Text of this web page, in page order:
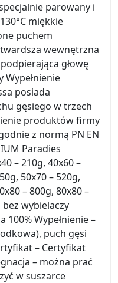
parowany i
miękkie
puchem
wewnętrzna
głowę
Wypełnienie
posiada
gęsiego w trzech
produktów firmy
z normą PN EN
Paradies
– 210g, 40x60 –
50x70 – 520g,
– 800g, 80x80 –
bez wybielaczy
100% Wypełnienie –
puch gęsi
– Certyfikat
– można prać
w suszarce